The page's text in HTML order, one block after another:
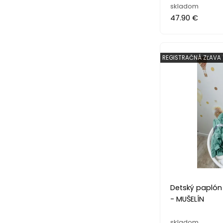
skladom
47.90 €
Detský
- MUŠELÍN
REGISTRAČNÁ ZĽAVA